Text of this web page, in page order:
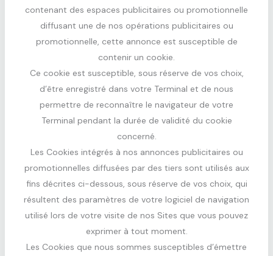
contenant des espaces publicitaires ou promotionnelle
diffusant une de nos opérations publicitaires ou
promotionnelle, cette annonce est susceptible de
contenir un cookie.
Ce cookie est susceptible, sous réserve de vos choix,
d’être enregistré dans votre Terminal et de nous
permettre de reconnaître le navigateur de votre
Terminal pendant la durée de validité du cookie
concerné.
Les Cookies intégrés à nos annonces publicitaires ou
promotionnelles diffusées par des tiers sont utilisés aux
fins décrites ci-dessous, sous réserve de vos choix, qui
résultent des paramètres de votre logiciel de navigation
utilisé lors de votre visite de nos Sites que vous pouvez
exprimer à tout moment.
Les Cookies que nous sommes susceptibles d’émettre